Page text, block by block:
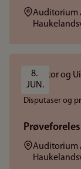
Sted:Auditorium
8.
JUN.
Disputaser og
Sted:Auditorium